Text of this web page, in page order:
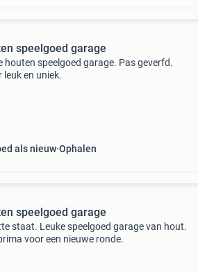
speelgoed garage
houten speelgoed garage. Pas geverfd.
leuk en uniek.
als nieuw Ophalen
speelgoed garage
staat. Leuke speelgoed garage van hout.
voor een nieuwe ronde.